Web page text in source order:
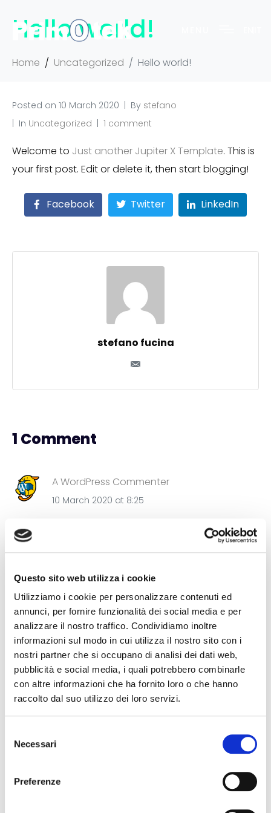
Questo sito web utilizza i cookie
Utilizziamo i cookie per personalizzare contenuti ed
annunci, per fornire funzionalità dei social media e per
analizzare il nostro traffico. Condividiamo inoltre
informazioni sul modo in cui utilizza il nostro sito con i
nostri partner che si occupano di analisi dei dati web,
pubblicità e social media, i quali potrebbero combinarle
con altre informazioni che ha fornito loro o che hanno
raccolto dal suo utilizzo dei loro servizi.
delNecessari
Preferenze
Hello world!
Home Uncategorized Hello world!
Posted on 10 March 2020 By stefano
In Uncategorized 1 comment
Welcome to Just another Jupiter X Template. This is
your first post. Edit or delete it, then start blogging!
Facebook Twitter LinkedIn
stefano fucina
1 Comment
A WordPress Commenter
10 March 2020 at 8:25
Hi, this is a comment.
To get started with moderating, editing, and
screen in the dashboard.
Commenter avatars come fromGravatar.
Reply Link
Add a Comment
fields are marked
o